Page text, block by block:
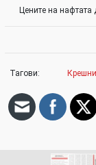
Цените на нафтата
Тагови: